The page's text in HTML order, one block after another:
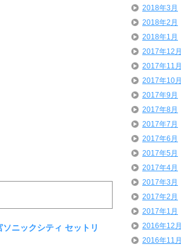
ニックシティ セットリ
2018年3月
2018年2月
2018年1月
2017年12月
2017年11月
2017年10月
2017年9月
2017年8月
2017年7月
2017年6月
2017年5月
2017年4月
2017年3月
2017年2月
2017年1月
2016年12月
2016年11月